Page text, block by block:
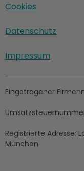
Cookies
Datenschutz
Impressum
Eingetragener
Registrierte Adresse:
München